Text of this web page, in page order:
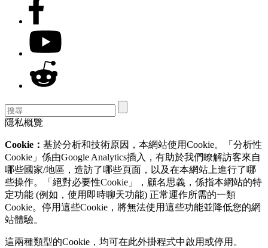
隱私概覽
Cookie： 基於分析和技術原因，本網站使用Cookie。「分析性
Cookie」係由Google Analytics插入，有助於我們瞭解訪客來自
哪些國家/地區，造訪了哪些頁面，以及在本網站上進行了哪
些操作。「絕對必要性Cookie」，顧名思義，係指本網站的特
定功能 (例如，使用即時聊天功能) 正常運作所需的一類
Cookie。停用這些Cookie，將無法使用這些功能並降低您的網
站體驗。
這兩種類型的Cookie，均可在此外掛程式中啟用或停用。